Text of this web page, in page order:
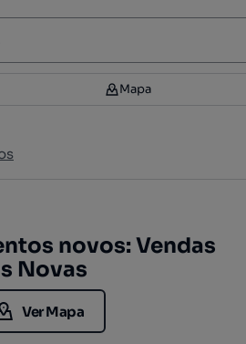
Filtros
Mapa
novos: Vendas
Novas
Ver Mapa